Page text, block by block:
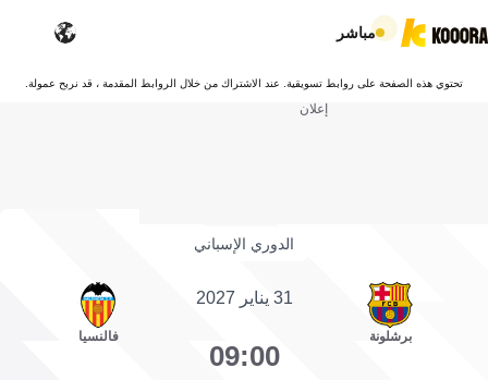
مباشر
تحتوي هذه الصفحة على روابط تسويقية. عند الاشتراك من خلال الروابط المقدمة ، قد نربح عمولة.
إعلان
الدوري الإسباني
برشلونة
31 يناير 2027
09:00
فالنسيا